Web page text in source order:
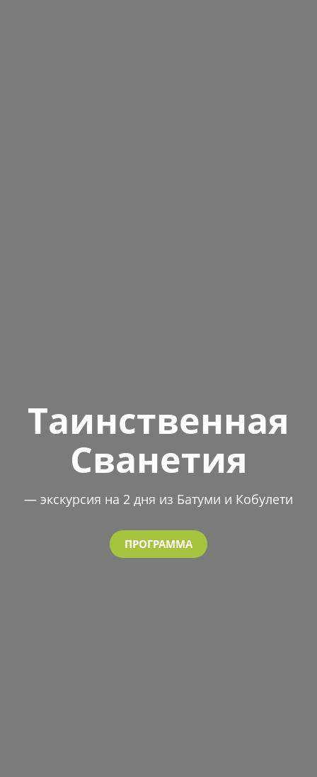
Таинственная
Сванетия
— экскурсия на 2 дня из Батуми и Кобулети
ПРОГРАММА